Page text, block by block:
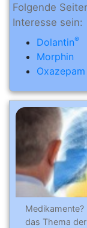
Folgende
Interesse sein:
Dolantin®
Morphin
Oxazepam
Medikamente?
das Thema der